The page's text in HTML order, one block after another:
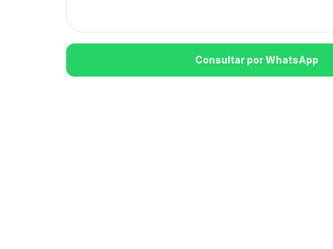
Consultar por WhatsApp